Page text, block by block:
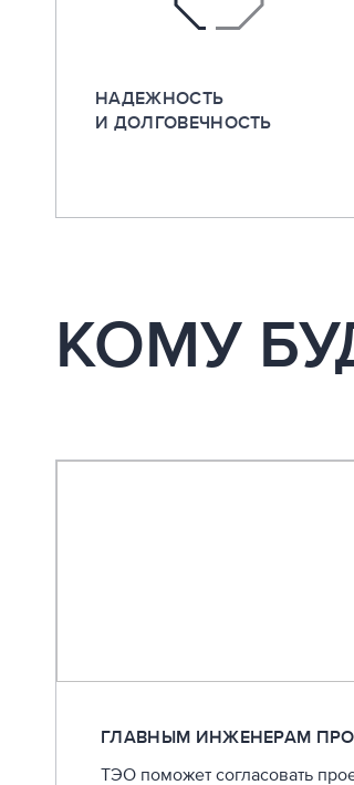
НАДЕЖНОСТЬ
И ДОЛГОВЕЧНОСТЬ
КОМУ
ГЛАВНЫМ ИНЖЕНЕРАМ
ТЭО поможет согласовать